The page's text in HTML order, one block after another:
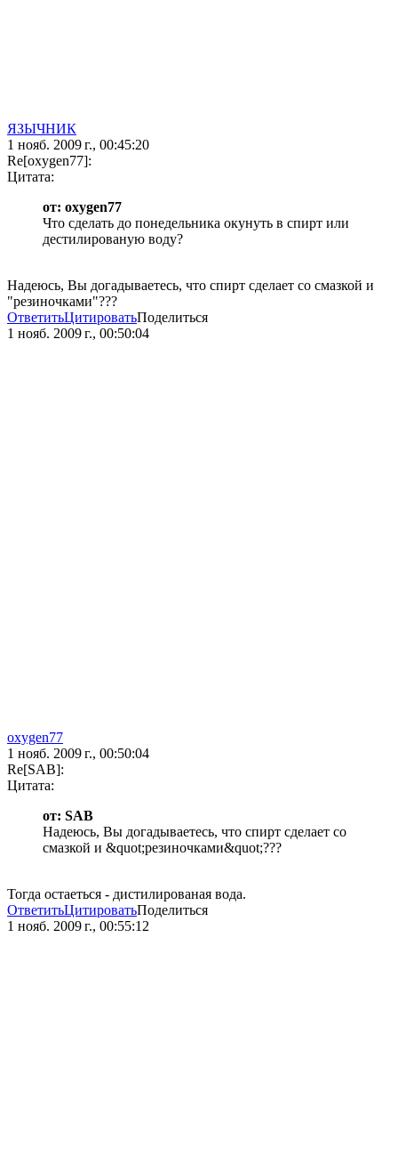
ЯЗЫЧНИК
1 нояб. 2009 г., 00:45:20
Re[oxygen77]:
Цитата:
от: oxygen77
Что сделать до понедельника окунуть в спирт или
дестилированую воду?
Надеюсь, Вы догадываетесь, что спирт сделает со смазкой и
"резиночками"???
ОтветитьЦитироватьПоделиться
1 нояб. 2009 г., 00:50:04
oxygen77
1 нояб. 2009 г., 00:50:04
Re[SAB]:
Цитата:
от: SAB
Надеюсь, Вы догадываетесь, что спирт сделает со
смазкой и &quot;резиночками&quot;???
Тогда остаеться - дистилированая вода.
ОтветитьЦитироватьПоделиться
1 нояб. 2009 г., 00:55:12